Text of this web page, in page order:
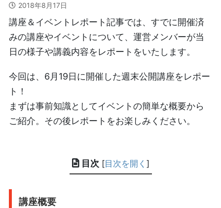
2018年8月17日
講座＆イベントレポート記事では、すでに開催済
みの講座やイベントについて、運営メンバーが当
日の様子や講義内容をレポートをいたします。
今回は、6月19日に開催した週末公開講座をレポー
ト！
まずは事前知識としてイベントの簡単な概要から
ご紹介。その後レポートをお楽しみください。
目次 [目次を開く ]
講座概要